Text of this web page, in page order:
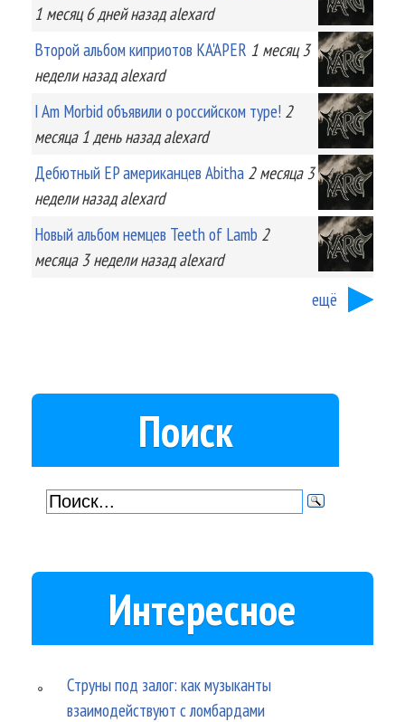
1 месяц 6 днейназад alexard
Второй альбом киприотов KA'APER 1 месяц 3
неделиназад alexard
I Am Morbid объявили о российском туре! 2
месяца 1 деньназад alexard
Дебютный EP американцев Abitha 2 месяца 3
неделиназад alexard
Новый альбом немцев Teeth of Lamb 2
месяца 3 неделиназад alexard
ещё
Поиск
Интересное
Струны под залог: как музыканты
взаимодействуют с ломбардами